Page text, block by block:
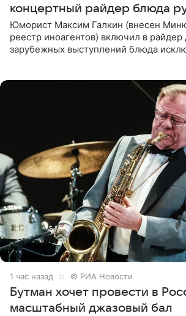
концертный райдер блюда
Юморист Максим Галкин (внесен
реестр иноагентов) включил в райдер
зарубежных выступлений блюда
1 час назад © РИА Новости
Бутман хочет провести в
масштабный джазовый бал